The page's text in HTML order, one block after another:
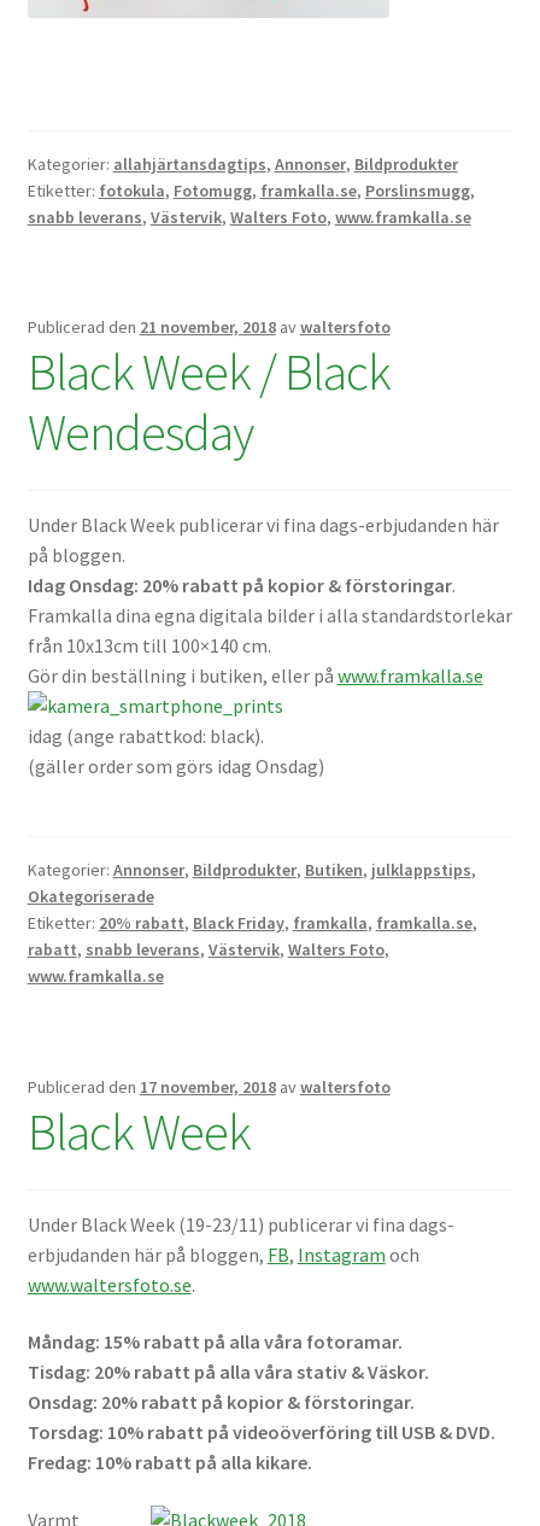
Step-ringar
USB-minne / Hårddisk
Batterier för Canon
Batterier övriga
Film & Engångskameror
Rengöring & Vård
Begagnat & Fynd
Studio & Ljuskontroll
Skanner
Fotokurs
Framkallning – Digitalt
Framkallning – Analogt
Kategorier: allahjärtansdagtips, Annonser, Bildprodukter
Etiketter: fotokula, Fotomugg, framkalla.se, Porslinsmugg,
snabb leverans, Västervik, Walters Foto, www.framkalla.se
Publicerad den 21 november, 2018 avwaltersfoto
Black Week / Black
Wendesday
Under Black Week publicerar vi fina dags-erbjudanden här
på bloggen.
Idag Onsdag: 20% rabatt på kopior & förstoringar.
Framkalla dina egna digitala bilder i alla standardstorlekar
från 10x13cm till 100×140 cm.
Gör din beställning i butiken, eller på www.framkalla.se
idag (ange rabattkod: black).
(gäller order som görs idag Onsdag)
Kategorier: Annonser, Bildprodukter, Butiken, julklappstips,
Okategoriserade
Etiketter: 20% rabatt, Black Friday, framkalla, framkalla.se,
rabatt, snabb leverans, Västervik, Walters Foto,
www.framkalla.se
Publicerad den 17 november, 2018 avwaltersfoto
Black Week
Under Black Week (19-23/11) publicerar vi fina dags-
erbjudanden här på bloggen, FB, Instagram och
www.waltersfoto.se.
Måndag: 15% rabatt på alla våra fotoramar.
Tisdag: 20% rabatt på alla våra stativ & Väskor.
Onsdag: 20% rabatt på kopior & förstoringar.
Torsdag: 10% rabatt på videoöverföring till USB & DVD.
Fredag: 10% rabatt på alla kikare.
Varmt